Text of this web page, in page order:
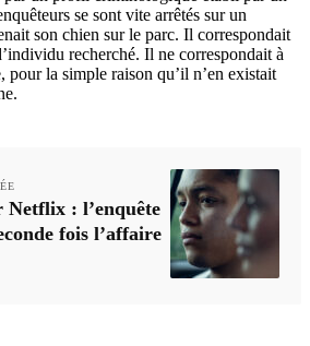
se sont vite arrêtés sur un
son chien sur le parc. Il correspondait
recherché. Il ne correspondait à
pour la simple raison qu’il n’en existait
Netflix : l’enquête
fois l’affaire